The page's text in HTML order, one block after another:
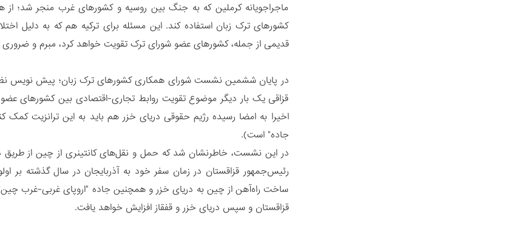
ماجراجویانه کرملین که به جنگ بین روسیه و کشورهای غرب منجر شد؛ از
کشورهای ترک زبان استفاده کند. این مسئله برای ترکیه هم که به دلیل
قدیمی از جمله، کشورهای عضو شورای ترک تقویت خواهد کرد، مبرم و
در پایان ششمین نشست شورای همکاری کشورهای ترک زبان؛ پیش نویس
قزاقی یک بار دیگر موضوع تقویت روابط تجاری-اقتصادی بین کشورهای عضو
اخیرا به امضا رسیده رژیم حقوقی دریای خزر هم باید به این ترانزیت
جاده" است).
در این نشست، خاطرنشان شد که حمل و نقل‌های کانتینری از چین از طریق
رئیس‌جمهور قزاقستان در زمان سفر خود به آذربایجان در سال گذشته بر
ساخت راه‌آهن از چین به دریای خزر و همچنین جاده "اروپای غربی-غرب چین"
قزاقستان و سپس دریای خزر و قفقاز افزایش خواهد یافت.